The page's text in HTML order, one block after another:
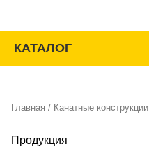
содержимому
КАТАЛОГ
Главная / Канатные конструкции
Продукция